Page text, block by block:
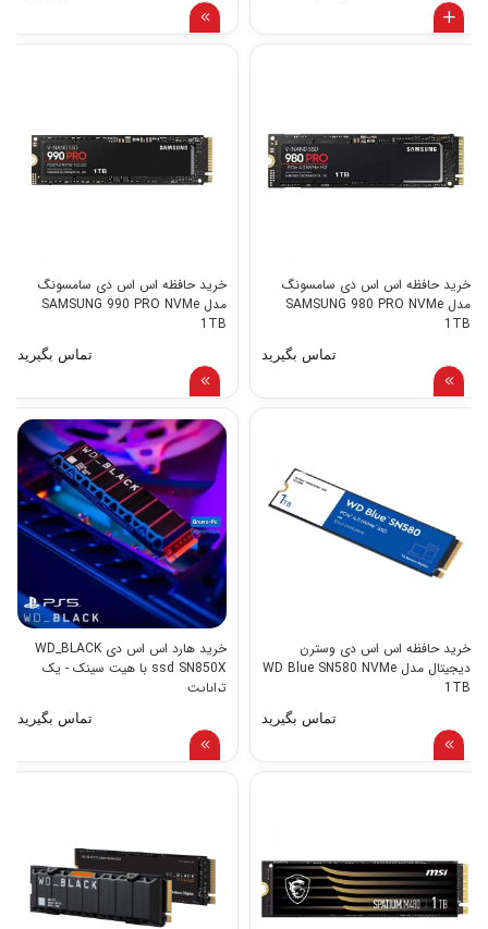
خرید حافظه اس اس دی سامسونگ
مدل SAMSUNG 980 PRO NVMe
1TB
تماس بگیرید
خرید حافظه اس اس دی سامسونگ
مدل SAMSUNG 990 PRO NVMe
1TB
تماس بگیرید
خرید حافظه اس اس دی وسترن
دیجیتال مدل WD Blue SN580 NVMe
1TB
تماس بگیرید
خرید هارد اس اس دی WD_BLACK
ssd SN850X با هیت سینک - یک
ترابایت
تماس بگیرید